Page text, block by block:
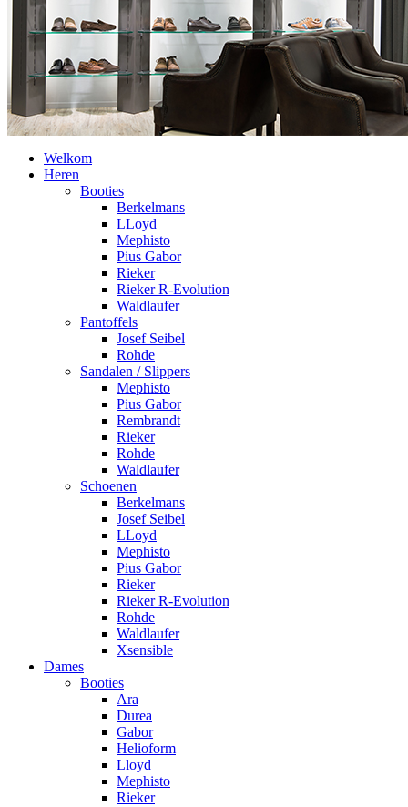
Welkom
Heren
Booties
Berkelmans
LLoyd
Mephisto
Pius Gabor
Rieker
Rieker R-Evolution
Waldlaufer
Pantoffels
Josef Seibel
Rohde
Sandalen / Slippers
Mephisto
Pius Gabor
Rembrandt
Rieker
Rohde
Waldlaufer
Schoenen
Berkelmans
Josef Seibel
LLoyd
Mephisto
Pius Gabor
Rieker
Rieker R-Evolution
Rohde
Waldlaufer
Xsensible
Dames
Booties
Ara
Durea
Gabor
Helioform
Lloyd
Mephisto
Rieker